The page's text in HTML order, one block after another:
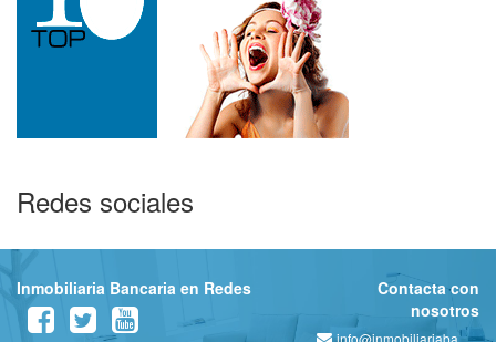
Redes sociales
Inmobiliaria Bancaria en Redes
Contacta con
nosotros
info@inmobiliariabancaria.com